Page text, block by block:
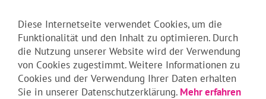
Navigation einblenden
Suchen
Diese Internetseite verwendet Cookies, um die
Funktionalität und den Inhalt zu optimieren. Durch
die Nutzung unserer Website wird der Verwendung
von Cookies zugestimmt. Weitere Informationen zu
Cookies und der Verwendung Ihrer Daten erhalten
Sie in unserer Datenschutzerklärung. Mehr erfahren